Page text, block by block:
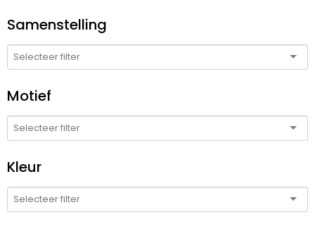
Samenstelling
Motief
Kleur